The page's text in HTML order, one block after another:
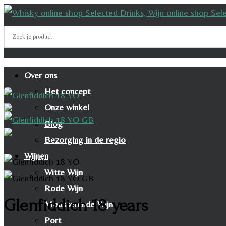
Over ons
Het concept
Onze winkel
Blog
Bezorging in de regio
Wijnen
Witte Wijn
Rode Wijn
Mousserende Wijn
Port
Glenfiddich 18 years